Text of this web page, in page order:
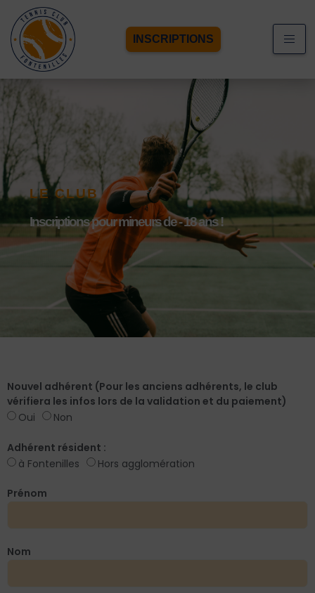
INSCRIPTIONS
LE CLUB
Inscriptions pour mineurs de - 18 ans !
Nouvel adhérent (Pour les anciens adhérents, le club
vérifiera les infos lors de la validation et du paiement)
Oui
Non
Adhérent résident :
à Fontenilles
Hors agglomération
Prénom
Nom